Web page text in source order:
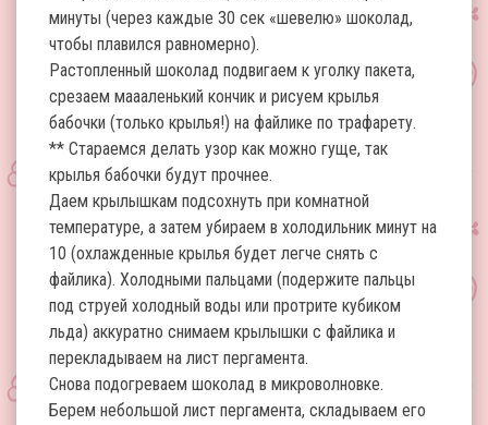
минуты (через каждые 30 сек «шевелю» шоколад,
чтобы плавился равномерно).
Растопленный шоколад подвигаем к уголку пакета,
срезаем маааленький кончик и рисуем крылья
бабочки (только крылья!) на файлике по трафарету.
** Стараемся делать узор как можно гуще, так
крылья бабочки будут прочнее.
Даем крылышкам подсохнуть при комнатной
температуре, а затем убираем в холодильник минут на
10 (охлажденные крылья будет легче снять с
файлика). Холодными пальцами (подержите пальцы
под струей холодный воды или протрите кубиком
льда) аккуратно снимаем крылышки с файлика и
перекладываем на лист пергамента.
Снова подогреваем шоколад в микроволновке.
Берем небольшой лист пергамента, складываем его